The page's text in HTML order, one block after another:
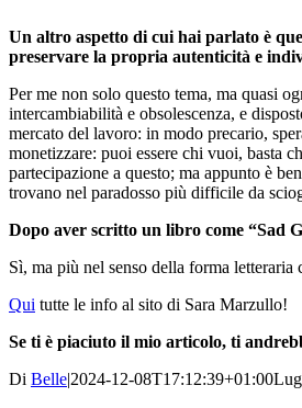
Un altro aspetto di cui hai parlato è
preservare la propria autenticità e
Per me non solo questo tema, ma quasi
intercambiabilità e obsolescenza, e
mercato del lavoro: in modo precario,
monetizzare: puoi essere chi vuoi, basta
partecipazione a questo; ma appunto è
trovano nel paradosso più difficile da
Dopo aver scritto un libro come “Sad
Sì, ma più nel senso della forma letteraria
Qui tutte le info al sito di Sara Marzullo!
Se ti è piaciuto il mio articolo, ti
Di Belle|2024-12-08T17:12:39+01:00